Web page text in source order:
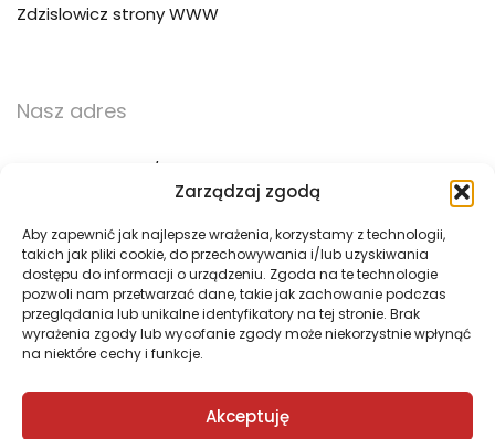
Zarządzaj zgodą
Aby zapewnić jak najlepsze wrażenia, korzystamy z technologii,
takich jak pliki cookie, do przechowywania i/lub uzyskiwania
dostępu do informacji o urządzeniu. Zgoda na te technologie
pozwoli nam przetwarzać dane, takie jak zachowanie podczas
przeglądania lub unikalne identyfikatory na tej stronie. Brak
wyrażenia zgody lub wycofanie zgody może niekorzystnie wpłynąć
na niektóre cechy i funkcje.
Akceptuję
Zdzislowicz strony WWW
Nasz adres
ul. Trzebińska 56/15
783 783 360
biuro@pogotowie3d.pl